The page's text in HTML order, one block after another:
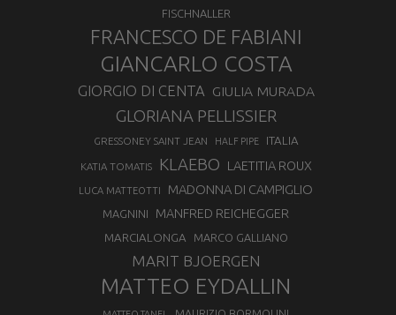
FISCHNALLER
FRANCESCO DE FABIANI
GIANCARLO COSTA
GIORGIO DI CENTA GIULIA MURADA
GLORIANA PELLISSIER
GRESSONEY SAINT JEAN HALF PIPE ITALIA
KATIA TOMATIS KLAEBO LAETITIA ROUX
LUCA MATTEOTTI MADONNA DI CAMPIGLIO
MAGNINI MANFRED REICHEGGER
MARCIALONGA MARCO GALLIANO
MARIT BJOERGEN
MATTEO EYDALLIN